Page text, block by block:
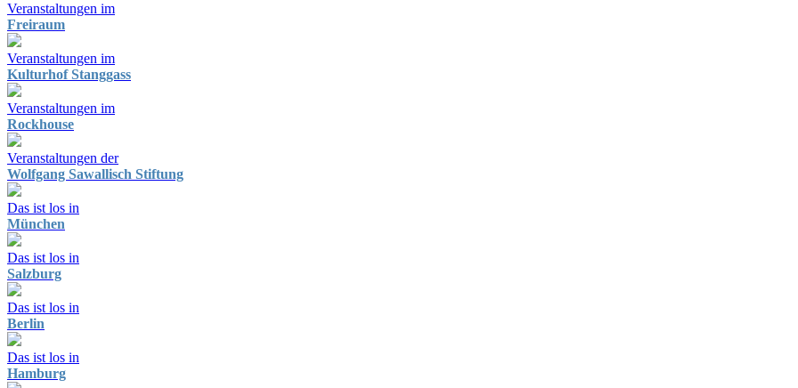
Veranstaltungen im
Freiraum
Veranstaltungen im
Kulturhof Stanggass
Veranstaltungen im
Rockhouse
Veranstaltungen der
Wolfgang Sawallisch Stiftung
Das ist los in
München
Das ist los in
Salzburg
Das ist los in
Berlin
Das ist los in
Hamburg